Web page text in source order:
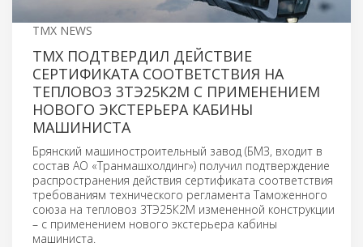
TMX NEWS
ТМХ ПОДТВЕРДИЛ ДЕЙСТВИЕ
СЕРТИФИКАТА СООТВЕТСТВИЯ НА
ТЕПЛОВОЗ 3ТЭ25К2М С ПРИМЕНЕНИЕМ
НОВОГО ЭКСТЕРЬЕРА КАБИНЫ
МАШИНИСТА
Брянский машиностроительный завод (БМЗ, входит в
состав АО «Транмашхолдинг») получил подтверждение
распространения действия сертификата соответствия
требованиям технического регламента Таможенного
союза на тепловоз 3ТЭ25К2М измененной конструкции
– с применением нового экстерьера кабины
машиниста.